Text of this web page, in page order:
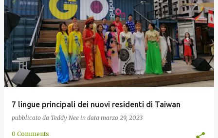
7 lingue principali dei nuovi residenti di Taiwan
pubblicato da Teddy Nee in data marzo 29, 2023
0 Comments